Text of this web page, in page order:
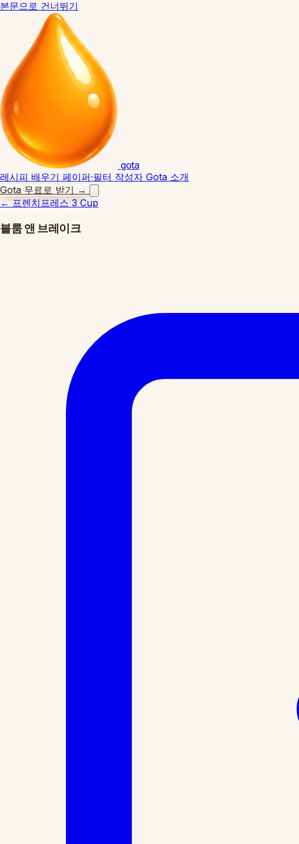
본문으로 건너뛰기
gota
레시피 배우기 페이퍼·필터 작성자 Gota 소개
Gota 무료로 받기 →
← 프렌치프레스 3 Cup
블룸 앤 브레이크